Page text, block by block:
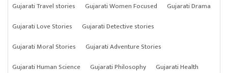
Gujarati Travel stories
Gujarati Women Focused
Gujarati Drama
Gujarati Love Stories
Gujarati Detective stories
Gujarati Moral Stories
Gujarati Adventure Stories
Gujarati Human Science
Gujarati Philosophy
Gujarati Health